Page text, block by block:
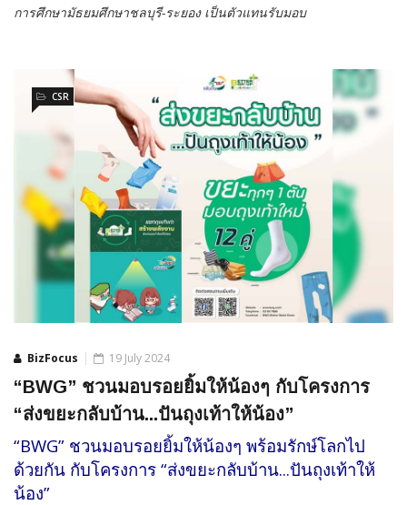
การศึกษามัธยมศึกษาชลบุรี-ระยอง เป็นตัวแทนรับมอบ
BizFocus
CSR
19 July 2024
“BWG” ชวนมอบรอยยิ้มให้น้องๆ กับโครงการ
“ส่งขยะกลับบ้าน...ปันถุงเท้าให้น้อง”
“BWG” ชวนมอบรอยยิ้มให้น้องๆ พร้อมรักษ์โลกไป
ด้วยกัน กับโครงการ “ส่งขยะกลับบ้าน...ปันถุงเท้าให้
น้อง”